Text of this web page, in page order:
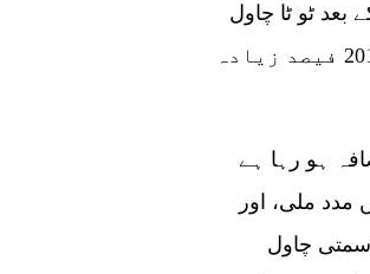
ہوا، جس کے بعد ٹو ٹا چاول
(کموڈٹی کوڈ 10064020) 125 ملین ڈالر تک پہنچ گئے، جو کہ سالانہ 201 فیصد زیادہ
ہو رہا ہے
مدد ملی، اور
چاول